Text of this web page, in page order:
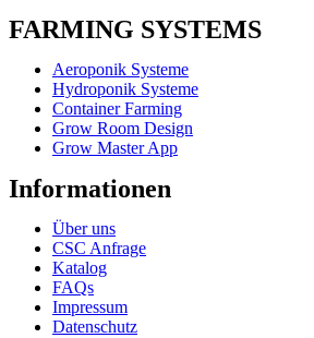
FARMING SYSTEMS
Aeroponik Systeme
Hydroponik Systeme
Container Farming
Grow Room Design
Grow Master App
Informationen
Über uns
CSC Anfrage
Katalog
FAQs
Impressum
Datenschutz